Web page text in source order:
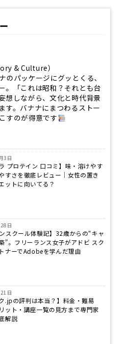
& Culture）
のパッケージにグッとくる、
。「これは昭和？それとも台
想しながら、文化と時代背景
す。バナナにまつわるストー
すのが得意です
3日
ラ プロテイン 口コミ】味・溶けやす
すさを徹底レビュー｜女性の置き
ットに向いてる？
日
ンスクール体験記】32歳からの“キャ
”。フリーランス女子がアドビ スク
ナーでAdobeを学んだ理由
日
ク.jpの評判は本当？】料金・難易
ット・講座一覧の見方まで専門家
解説